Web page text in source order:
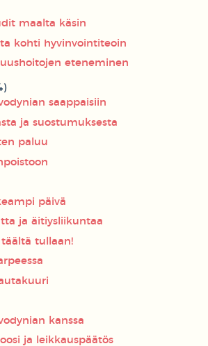
maalta käsin
kohti hyvinvointiteoin
eteneminen
saappaisiin
ja suostumuksesta
paluu
päivä
ja äitiysliikuntaa
täältä tullaan!
kanssa
ja leikkauspäätös